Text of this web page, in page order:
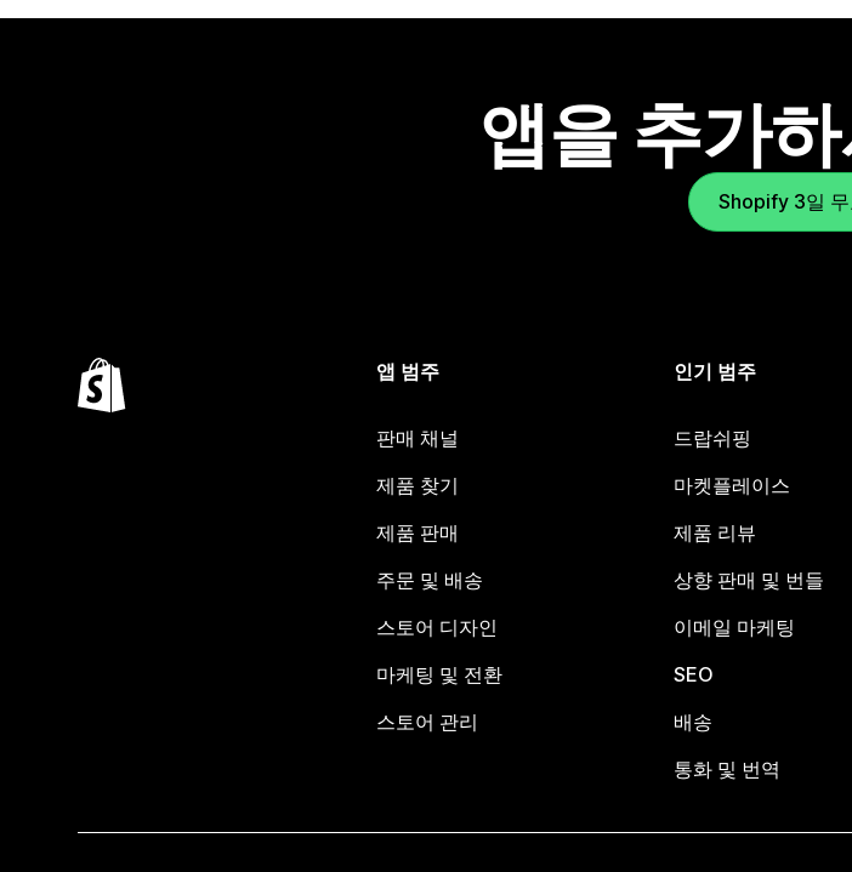
앱을 추가
Shopify 3일 무
앱 범주
판매 채널
제품 찾기
제품 판매
주문 및 배송
스토어 디자인
마케팅 및 전환
스토어 관리
인기 범주
드랍쉬핑
마켓플레이스
제품 리뷰
상향 판매 및 번들
이메일 마케팅
SEO
배송
통화 및 번역